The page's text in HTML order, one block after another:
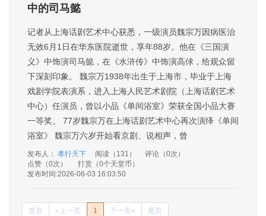
中的司马懿
记者从上海话剧艺术中心获悉，一级演员魏宗万因病医治
无效6月1日在华东医院逝世，享年88岁。他在《三国演
义》中饰演司马懿，在《水浒传》中饰演高俅，给观众留
下深刻印象。 魏宗万1938年出生于上海市，毕业于上海
戏剧学院表演系，进入上海人民艺术剧院（上海话剧艺术
中心）任演员，曾以小品《单间浴室》荣获全国小品大赛
一等奖。 77岁魏宗万在上海话剧艺术中心再次演绎《单间
浴室》 魏宗万六岁开始看京剧、说相声，曾
发布人： 孝行天下 阅读（131）
评论（0次）
点赞（0次）
打赏（0个天堂币）
发布时间:2026-06-03 16:03:50
首页 «上一页 1 下一页» 尾页